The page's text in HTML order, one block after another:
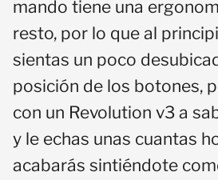
mando tiene una
resto, por lo que al
sientas un poco
posición de los botones,
con un Revolution v3 a
y le echas unas cuantas
acabarás sintiéndote